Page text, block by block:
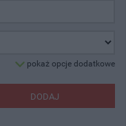
pokaż opcje dodatkowe
DODAJ